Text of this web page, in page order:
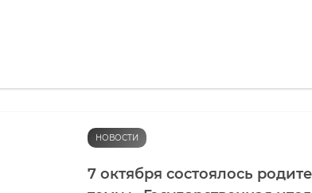
НОВОСТИ
7 октября состоялось